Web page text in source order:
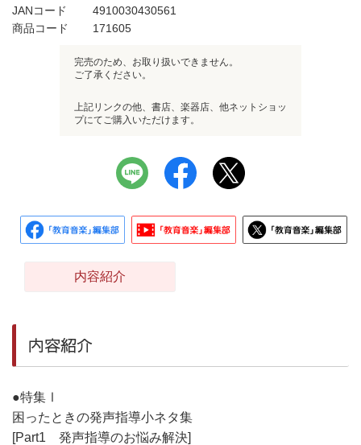
JANコード
4910030430561
商品コード
171605
完売のため、お取り扱いできません。
ご了承ください。
上記リンクの他、書店、楽器店、他ネットショッ
プにてご購入いただけます。
内容紹介
内容紹介
●特集Ⅰ
困ったときの発声指導小ネタ集
[Part1 発声指導のお悩み解決]